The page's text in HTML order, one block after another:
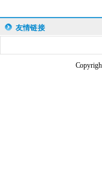
友情链接